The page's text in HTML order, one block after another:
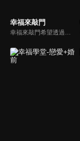
幸福來敲門